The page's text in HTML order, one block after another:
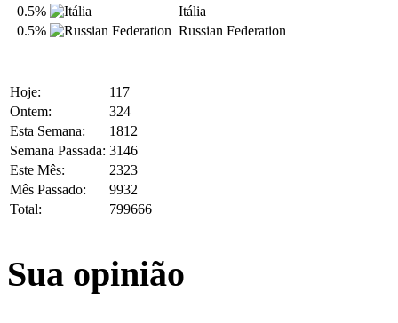
0.5%
Itália
0.5%
Russian Federation
Hoje:
117
Ontem:
324
Esta Semana:
1812
Semana Passada: 3146
Este Mês:
2323
Mês Passado:
9932
Total:
799666
Sua opinião